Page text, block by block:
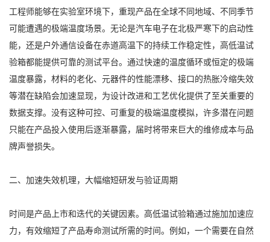
工程师能够在实验室环境下，重现产品在全球不同地域、不同季节
可能遭遇的极端温度场景。无论是汽车电子在北极严寒下的启动性
能，还是户外通信设备在赤道高温下的持续工作稳定性，高低温试
验箱都能提供可靠的测试平台。通过快速的温度循环或恒定的极端
温度暴露，材料的老化、元器件的性能漂移、接口的热胀冷缩失效
等潜在缺陷会加速显现，为设计改进和工艺优化提供了至关重要的
数据支撑。没有这种可控、可重复的极端温度模拟，许多潜在问题
只能在产品投入使用后逐渐暴露，届时将带来巨大的维修成本与品
牌声誉损失。
二、加速失效机理，大幅缩短研发与验证周期
时间是产品上市和迭代的关键因素。高低温试验箱通过施加加速应
力，有效缩短了产品寿命测试所需的时间。例如，一个需要在自然